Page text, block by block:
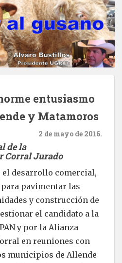
entusiasmo
y Matamoros
2 de mayo de 2016.
de la
Corral Jurado
desarrollo comercial,
pavimentar las
y construcción de
el candidato a la
y por la Alianza
en reuniones con
municipios de Allende